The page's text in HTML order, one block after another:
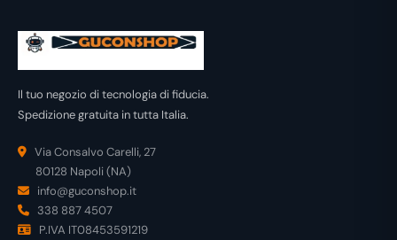
Il tuo negozio di tecnologia di fiducia.
Spedizione gratuita in tutta Italia.
Via Consalvo Carelli, 27
80128 Napoli (NA)
info@guconshop.it
338 887 4507
P.IVA IT08453591219